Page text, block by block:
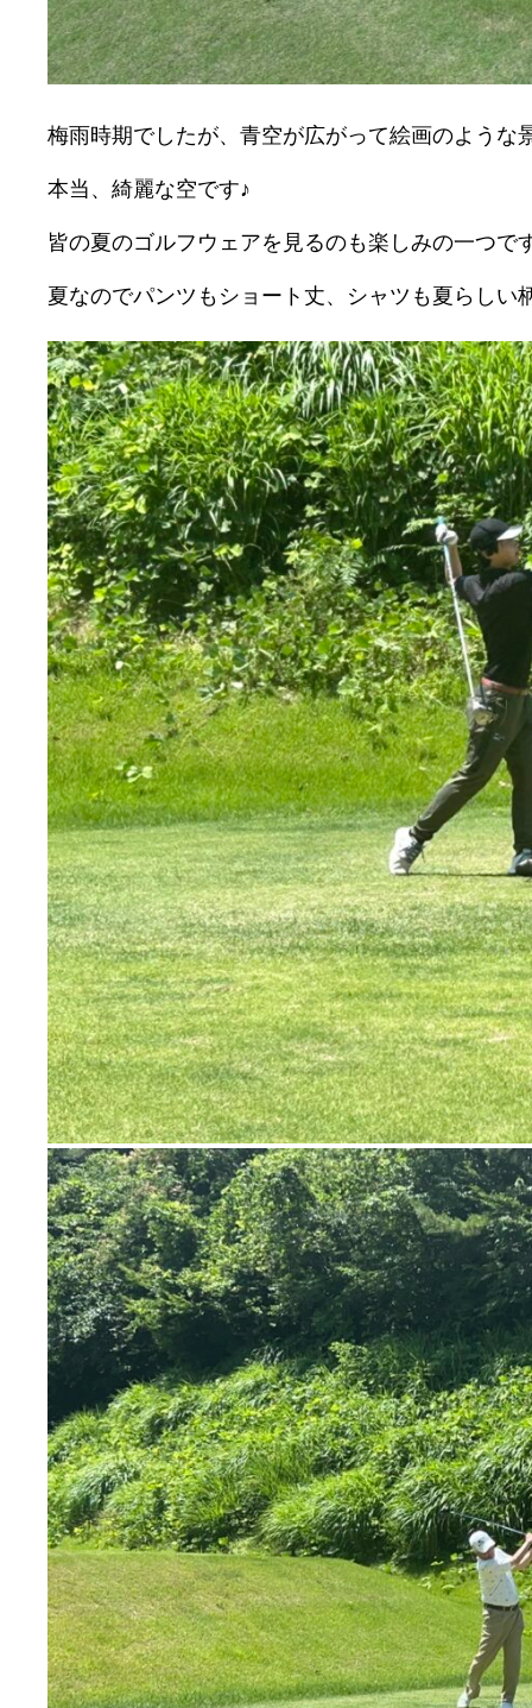
梅雨時期でしたが、青空が広がって絵画のような
本当、綺麗な空です♪
皆の夏のゴルフウェアを見るのも楽しみの一つで
夏なのでパンツもショート丈、シャツも夏らしい